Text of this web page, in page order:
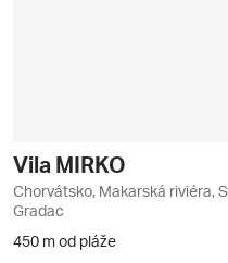
Vila MIRKO
Chorvátsko, Makarská riviéra,
Gradac
450 m od pláže